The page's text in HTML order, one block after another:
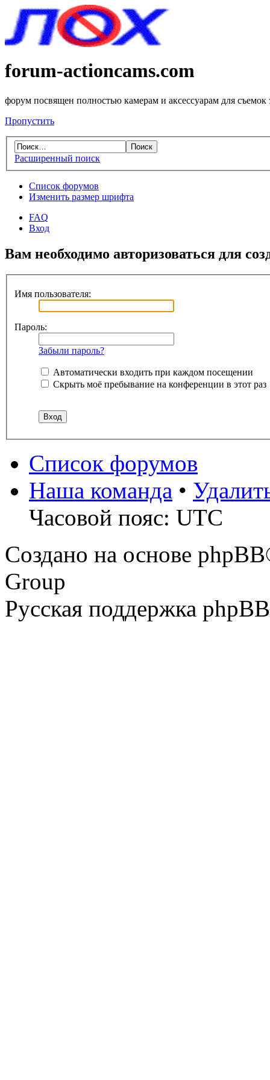
forum-actioncams.com
форум посвящен полностью камерам и аксессуарам для съемок
Пропустить
Расширенный поиск
Список форумов
Изменить размер шрифта
FAQ
Вход
Вам необходимо авторизоваться для
Имя пользователя:
Пароль:
Забыли пароль?
Автоматически входить при каждом посещении
Скрыть моё пребывание на конференции в этот раз
Список форумов
Наша команда •
Часовой пояс: UTC
Создано на основе
Group
Русская поддержка phpBB